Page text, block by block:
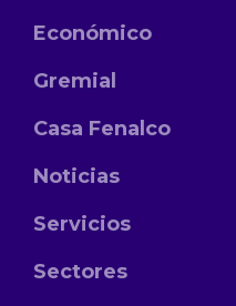
Económico
Gremial
Casa Fenalco
Noticias
Servicios
Sectores